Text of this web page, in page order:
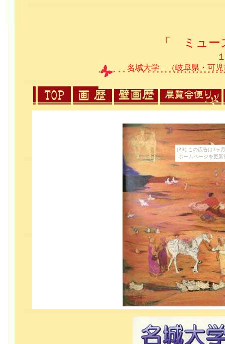
[PR] この広告は3ヶ
ホームページを更
「 ミュ
名城大学 （岐阜県・可